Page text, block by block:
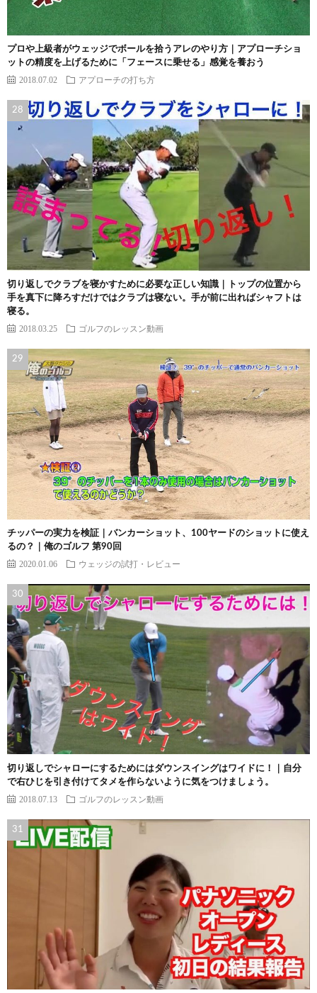
プロや上級者がウェッジでボールを拾うアレのやり方｜アプローチショ
ットの精度を上げるために「フェースに乗せる」感覚を養おう
2018.07.02 アプローチの打ち方
切り返しでクラブを寝かすために必要な正しい知識｜トップの位置から
手を真下に降ろすだけではクラブは寝ない。手が前に出ればシャフトは
寝る。
2018.03.25 ゴルフのレッスン動画
チッパーの実力を検証｜バンカーショット、100ヤードのショットに使え
るの？｜俺のゴルフ 第90回
2020.01.06 ウェッジの試打・レビュー
切り返しでシャローにするためにはダウンスイングはワイドに！｜自分
で右ひじを引き付けてタメを作らないように気をつけましょう。
2018.07.13 ゴルフのレッスン動画